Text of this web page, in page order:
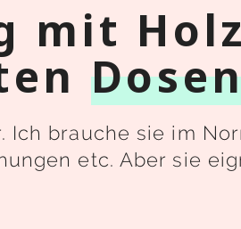
mit
brauche sie im
etc. Aber sie